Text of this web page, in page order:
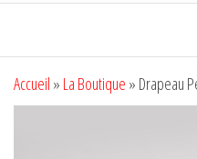
Accueil » La Boutique » Drapeau